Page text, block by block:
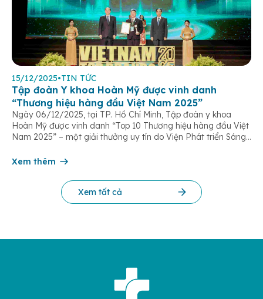
15/12/2025•TIN TỨC
Tập đoàn Y khoa Hoàn Mỹ được vinh danh
“Thương hiệu hàng đầu Việt Nam 2025”
Ngày 06/12/2025, tại TP. Hồ Chí Minh, Tập đoàn y khoa
Hoàn Mỹ được vinh danh “Top 10 Thương hiệu hàng đầu Việt
Nam 2025” – một giải thưởng uy tín do Viện Phát triển Sáng
cứu Phát triển Doanh nghiệp Châu Á […]
Xem thêm
Xem tất cả